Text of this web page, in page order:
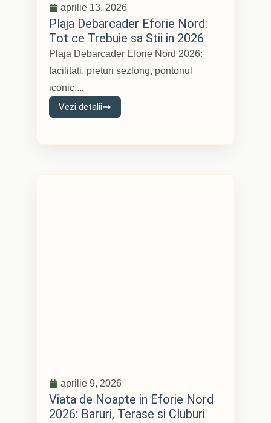
aprilie 13, 2026
Plaja Debarcader Eforie Nord:
Tot ce Trebuie sa Stii in 2026
Plaja Debarcader Eforie Nord 2026:
facilitati, preturi sezlong, pontonul
iconic....
Vezi detalii
aprilie 9, 2026
Viata de Noapte in Eforie Nord
2026: Baruri, Terase si Cluburi